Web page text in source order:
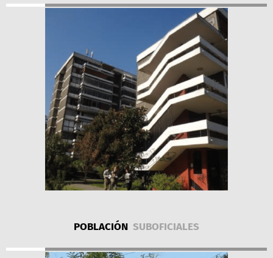
POBLACIÓN SUBOFICIALES